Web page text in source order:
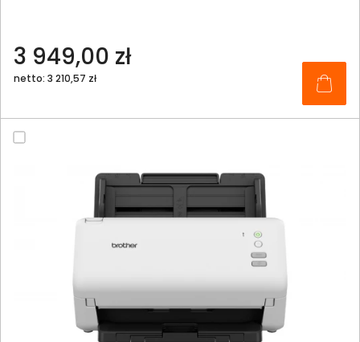
3 949,00 zł
netto: 3 210,57 zł